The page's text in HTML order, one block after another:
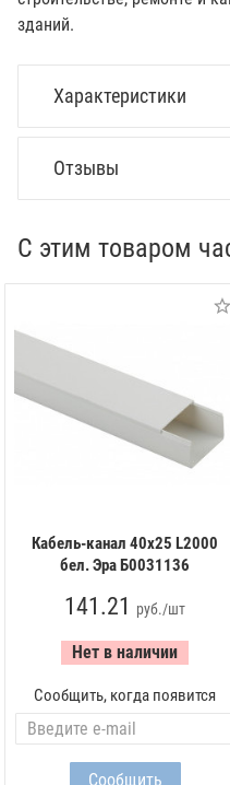
зданий.
Характеристики
Отзывы
С этим товаром
Кабель-канал 40х25 L2000
бел. Эра Б0031136
141.21 руб./шт
Нет в наличии
Сообщить, когда появится